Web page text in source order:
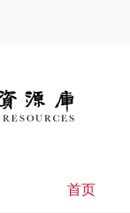
首页